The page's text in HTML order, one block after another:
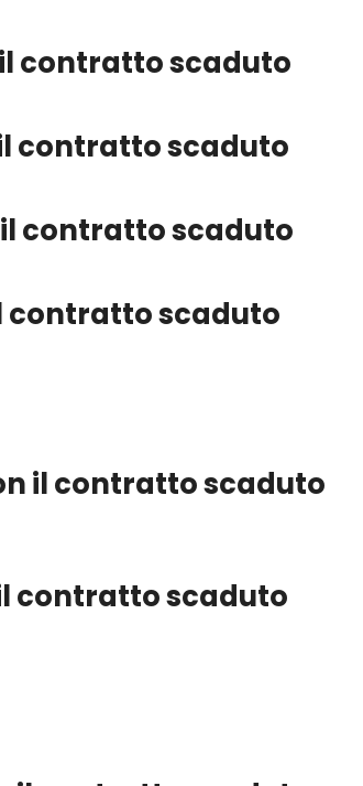
contratto scaduto
contratto scaduto
contratto scaduto
contratto scaduto
il contratto scaduto
contratto scaduto